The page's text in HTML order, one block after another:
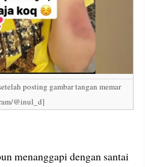
posting gambar tangan memar
@inul_d]
menanggapi dengan santai